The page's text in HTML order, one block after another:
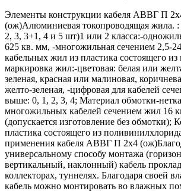
Элементы конструкции кабеля АВВГ П
(ож)Алюминиевая токопроводящая жила. :
2, 3, 3+1, 4 и 5 шт)1 или 2 класса:-
625 кв. мм, -многожильная сечением 2,5-
кабельных жил из пластика состоящего
маркировка жил:-цветовая: белая или
зеленая, красная или малиновая,
желто-зеленая, -цифровая для кабелей
выше: 0, 1, 2, 3, 4; Материал обмотки-
многожильных кабелей сечением жил 16
(допускается изготовление без обмотки);
пластика состоящего из
применения кабеля АВВГ П 2х4
универсальному способу монтажа
вертикальный, наклонный) кабель
коллекторах, туннелях. Благодаря своей
кабель можно монтировать во влажных